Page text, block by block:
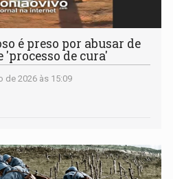
é preso por abusar de
'processo de cura'
de 2026 às 15:09